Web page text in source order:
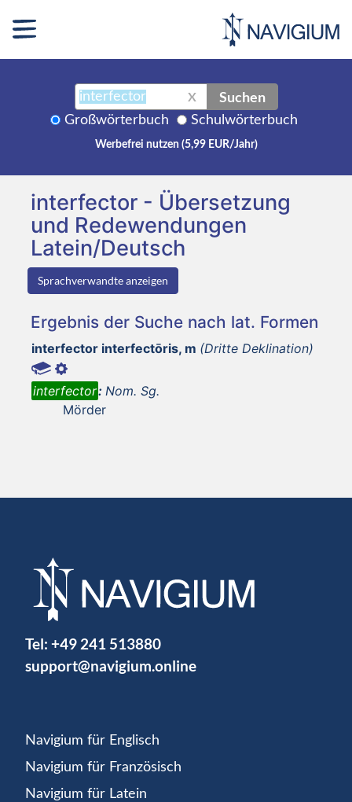
X Suchen
Großwörterbuch Schulwörterbuch
Werbefrei nutzen (5,99 EUR/Jahr)
interfector - Übersetzung
und Redewendungen
Latein/Deutsch
Sprachverwandte anzeigen
Ergebnis der Suche nach lat. Formen
interfector interfectōris, m (Dritte Deklination)
interfector: Nom. Sg.
Mörder
Tel: +49 241 513880
support@navigium.online
Navigium für Englisch
Navigium für Französisch
Navigium für Latein